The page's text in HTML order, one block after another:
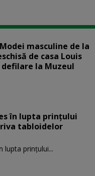
masculine de la
de casa Louis
la Muzeul
în lupta prinţului
tabloidelor
lupta prinţului...